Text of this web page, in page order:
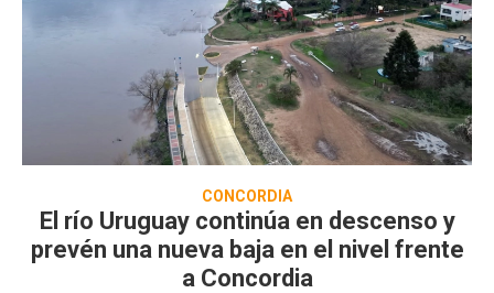
CONCORDIA
El río Uruguay continúa en descenso y
prevén una nueva baja en el nivel frente
a Concordia